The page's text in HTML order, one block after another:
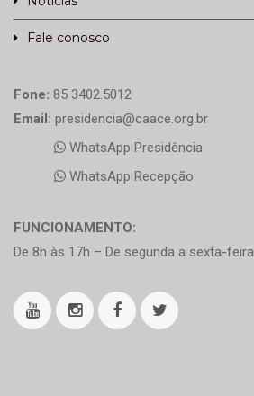
Fale conosco
Fone: 85 3402.5012
Email: presidencia@caace.org.br
WhatsApp Presidência
WhatsApp Recepção
FUNCIONAMENTO:
De 8h às 17h – De segunda a sexta-feira